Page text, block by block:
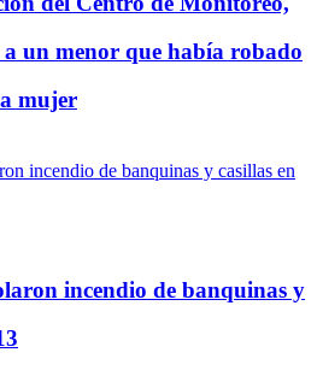
un menor que había robado
mujer
incendio de banquinas y